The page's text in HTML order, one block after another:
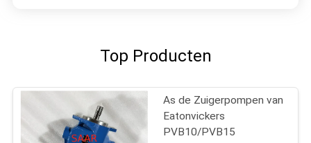
Top Producten
As de Zuigerpompen van
Eatonvickers
PVB10/PVB15